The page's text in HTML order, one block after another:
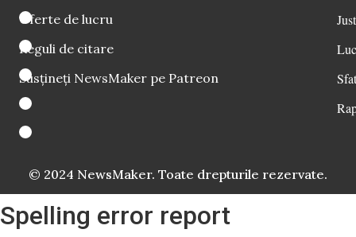
Oferte de lucru
Reguli de citare
Susțineți NewsMaker pe Patreon
© 2024 NewsMaker. Toate drepturile rezervate.
Spelling error report